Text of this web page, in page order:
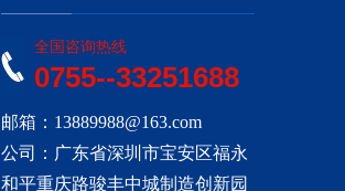
全国咨询热线
0755--33251688
邮箱：13889988@163.com
公司：广东省深圳市宝安区福永
和平重庆路骏丰中城制造创新园